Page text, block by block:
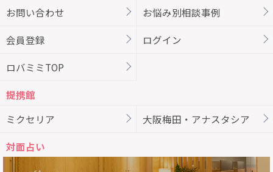
お問い合わせ お悩み別相談事例
会員登録 ログイン
ロバミミTOP
提携館
ミクセリア
大阪梅田・アナスタシア
対面占い